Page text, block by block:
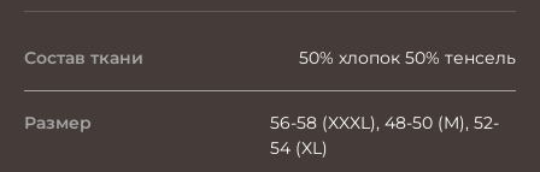
Состав ткани 50% хлопок 50% тенсель
Размер
56-58 (XXXL), 48-50 (M), 52-
54 (XL)